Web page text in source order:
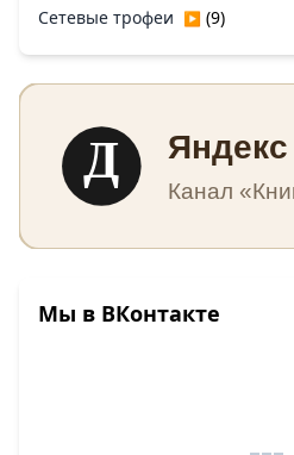
Сетевые трофеи ▶ (9)
Д Канал
Мы в ВКонтакте